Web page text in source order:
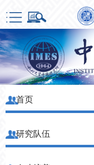
首页
研究队伍